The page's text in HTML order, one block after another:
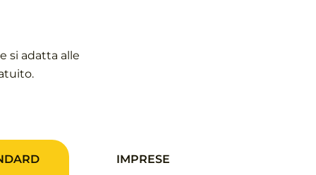
si adatta alle
IMPRESE